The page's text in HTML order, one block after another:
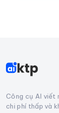
Công cụ AI viết
chi phí thấp và